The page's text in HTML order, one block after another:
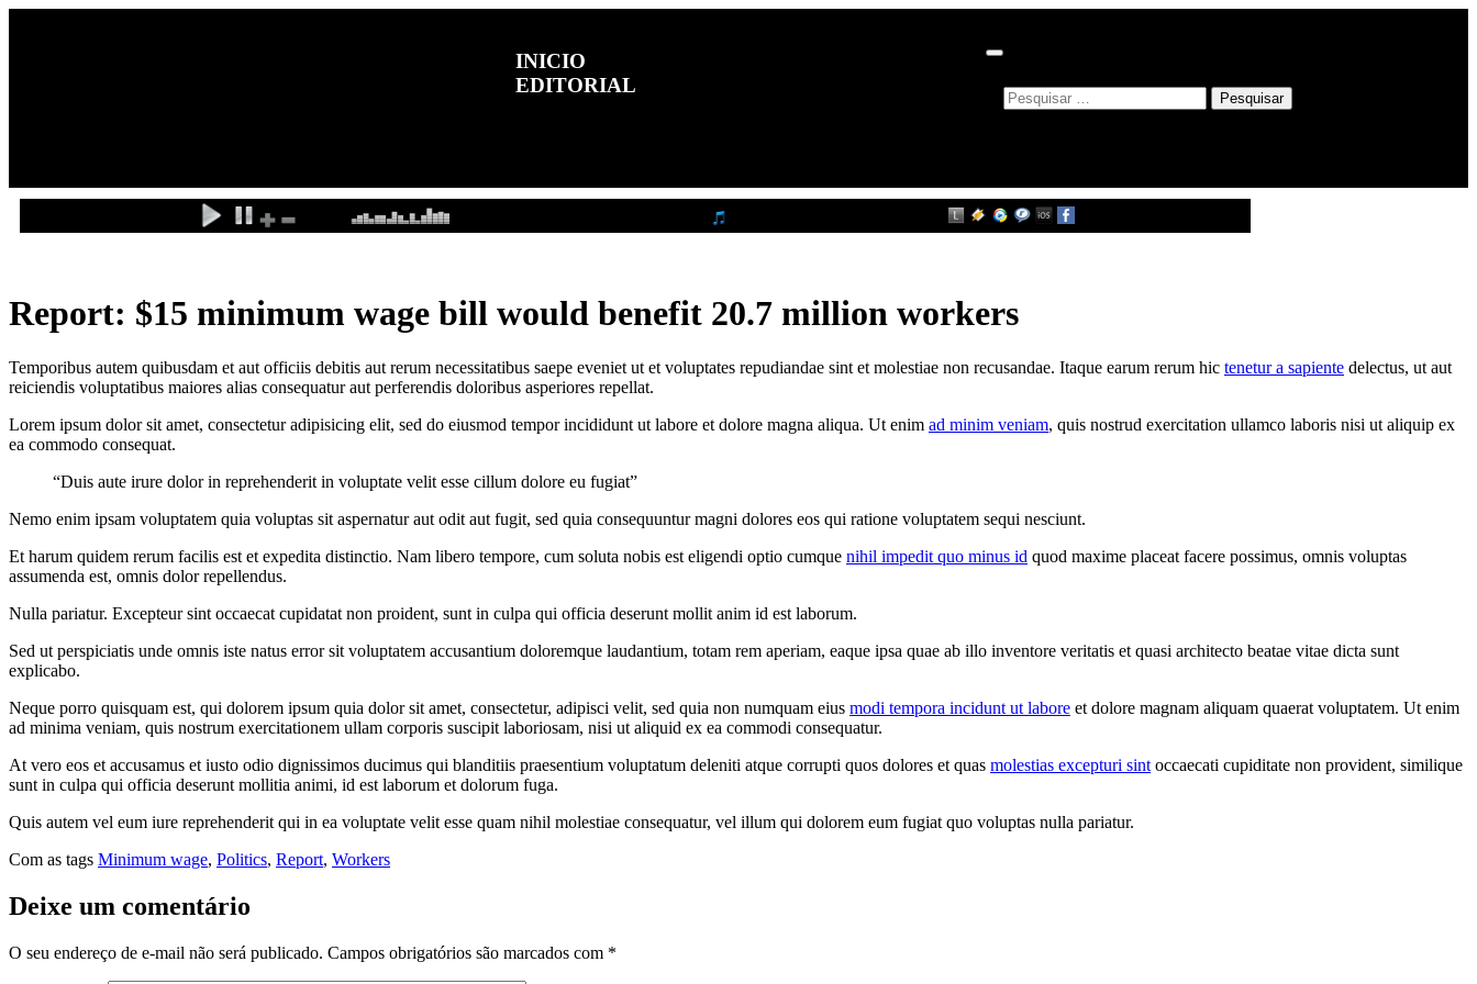
INICIO
EDITORIAL
Report: $15 minimum wage bill would benefit 20.7 million workers
Temporibus autem quibusdam et aut officiis debitis aut rerum necessitatibus saepe eveniet ut et voluptates repudiandae sint et molestiae non recusandae. Itaque earum rerum hic tenetur a sapiente delectus, ut aut
reiciendis voluptatibus maiores alias consequatur aut perferendis doloribus asperiores repellat.
Lorem ipsum dolor sit amet, consectetur adipisicing elit, sed do eiusmod tempor incididunt ut labore et dolore magna aliqua. Ut enim ad minim veniam, quis nostrud exercitation ullamco laboris nisi ut aliquip ex
ea commodo consequat.
“Duis aute irure dolor in reprehenderit in voluptate velit esse cillum dolore eu fugiat”
Nemo enim ipsam voluptatem quia voluptas sit aspernatur aut odit aut fugit, sed quia consequuntur magni dolores eos qui ratione voluptatem sequi nesciunt.
Et harum quidem rerum facilis est et expedita distinctio. Nam libero tempore, cum soluta nobis est eligendi optio cumque nihil impedit quo minus id quod maxime placeat facere possimus, omnis voluptas
assumenda est, omnis dolor repellendus.
Nulla pariatur. Excepteur sint occaecat cupidatat non proident, sunt in culpa qui officia deserunt mollit anim id est laborum.
Sed ut perspiciatis unde omnis iste natus error sit voluptatem accusantium doloremque laudantium, totam rem aperiam, eaque ipsa quae ab illo inventore veritatis et quasi architecto beatae vitae dicta sunt
explicabo.
Neque porro quisquam est, qui dolorem ipsum quia dolor sit amet, consectetur, adipisci velit, sed quia non numquam eius modi tempora incidunt ut labore et dolore magnam aliquam quaerat voluptatem. Ut enim
ad minima veniam, quis nostrum exercitationem ullam corporis suscipit laboriosam, nisi ut aliquid ex ea commodi consequatur.
At vero eos et accusamus et iusto odio dignissimos ducimus qui blanditiis praesentium voluptatum deleniti atque corrupti quos dolores et quas molestias excepturi sint occaecati cupiditate non provident, similique
sunt in culpa qui officia deserunt mollitia animi, id est laborum et dolorum fuga.
Quis autem vel eum iure reprehenderit qui in ea voluptate velit esse quam nihil molestiae consequatur, vel illum qui dolorem eum fugiat quo voluptas nulla pariatur.
Com as tags Minimum wage, Politics, Report, Workers
Deixe um comentário
O seu endereço de e-mail não será publicado. Campos obrigatórios são marcados com *